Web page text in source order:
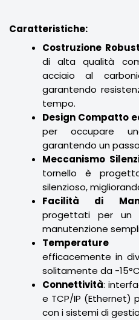
Caratteristiche:
Costruzione
di alta qualità
acciaio al
garantendo
tempo.
Design Compatto
per occupare
garantendo un
Meccanismo
tornello è
silenzioso,
Facilità di
progettati per un
manutenzione
Temperature
efficacemente in
solitamente da -
Connettività:
e TCP/IP (Ethernet)
con i sistemi di